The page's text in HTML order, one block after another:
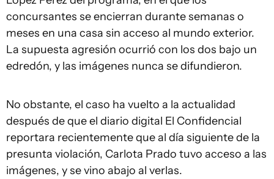
concursantes se encierran durante semanas o
meses en una casa sin acceso al mundo exterior.
La supuesta agresión ocurrió con los dos bajo un
edredón, y las imágenes nunca se difundieron.
No obstante, el caso ha vuelto a la actualidad
después de que el diario digital El Confidencial
reportara recientemente que al día siguiente de la
presunta violación, Carlota Prado tuvo acceso a las
imágenes, y se vino abajo al verlas.